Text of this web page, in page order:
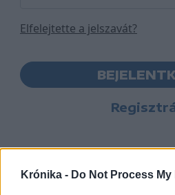
Krónika - Do Not Process
Elfelejtette a jelszavát?